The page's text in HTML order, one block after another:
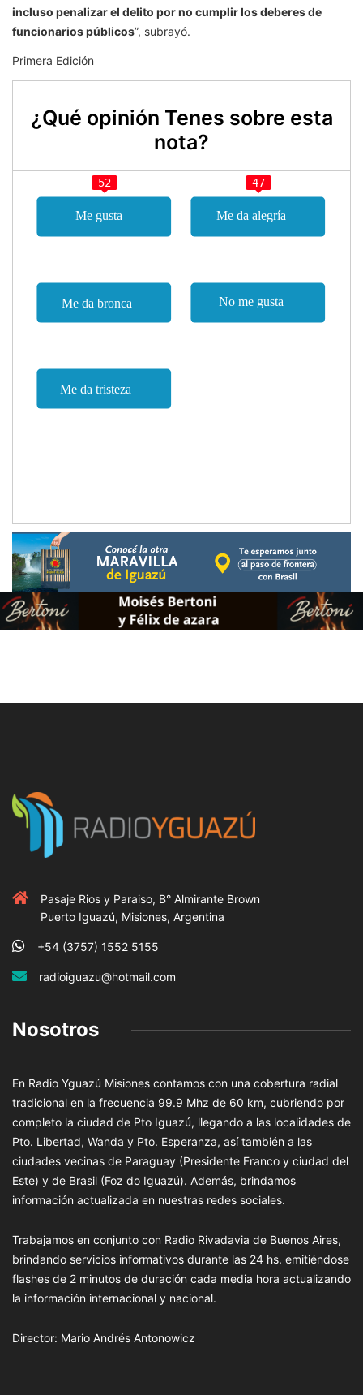
incluso penalizar el delito por no cumplir los deberes de
funcionarios públicos”, subrayó.
Primera Edición
¿Qué opinión Tenes sobre esta
nota?
52 47
Pasaje Rios y Paraiso, B° Almirante Brown
Puerto Iguazú, Misiones, Argentina
+54 (3757) 1552 5155
radioiguazu@hotmail.com
Nosotros
En Radio Yguazú Misiones contamos con una cobertura radial
tradicional en la frecuencia 99.9 Mhz de 60 km, cubriendo por
completo la ciudad de Pto Iguazú, llegando a las localidades de
Pto. Libertad, Wanda y Pto. Esperanza, así también a las
ciudades vecinas de Paraguay (Presidente Franco y ciudad del
Este) y de Brasil (Foz do Iguazú). Además, brindamos
información actualizada en nuestras redes sociales.
Trabajamos en conjunto con Radio Rivadavia de Buenos Aires,
brindando servicios informativos durante las 24 hs. emitiéndose
flashes de 2 minutos de duración cada media hora actualizando
la información internacional y nacional.
Director: Mario Andrés Antonowicz